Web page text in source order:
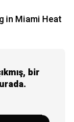
in Miami Heat
bir